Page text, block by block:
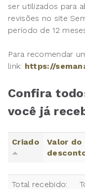
ser utilizados para
revisões no site
período de 12
Para recomendar
link: https://
Confira
você já
Criado
Valor do
Total recebido: